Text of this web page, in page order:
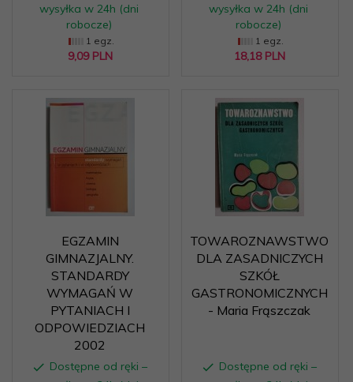
wysyłka w 24h (dni
robocze)
1 egz.
9,09 PLN
wysyłka w 24h (dni
robocze)
1 egz.
18,18 PLN
EGZAMIN
GIMNAZJALNY.
STANDARDY
WYMAGAŃ W
PYTANIACH I
ODPOWIEDZIACH
2002
Dostępne od ręki –
TOWAROZNAWSTWO
DLA ZASADNICZYCH
SZKÓŁ
GASTRONOMICZNYCH
- Maria Frąszczak
Dostępne od ręki –